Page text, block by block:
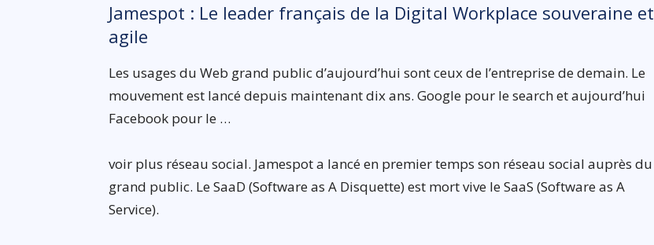
Jamespot : Le leader français de la Digital Workplace souveraine et
agile
Les usages du Web grand public d’aujourd’hui sont ceux de l’entreprise de demain. Le
mouvement est lancé depuis maintenant dix ans. Google pour le search et aujourd’hui
Facebook pour le …
voir plus réseau social. Jamespot a lancé en premier temps son réseau social auprès du
grand public. Le SaaD (Software as A Disquette) est mort vive le SaaS (Software as A
Service).